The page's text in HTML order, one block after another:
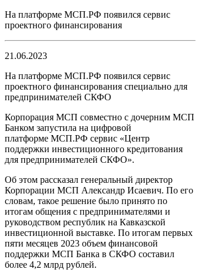
На платформе МСП.РФ появился сервис
проектного финансирования
21.06.2023
На платформе МСП.РФ появился сервис
проектного финансирования специально для
предпринимателей СКФО
Корпорация МСП совместно с дочерним МСП
Банком запустила на цифровой
платформе МСП.РФ сервис «Центр
поддержки инвестиционного кредитования
для предпринимателей СКФО».
Об этом рассказал генеральный директор
Корпорации МСП Александр Исаевич. По его
словам, такое решение было принято по
итогам общения с предпринимателями и
руководством республик на Кавказской
инвестиционной выставке. По итогам первых
пяти месяцев 2023 объем финансовой
поддержки МСП Банка в СКФО составил
более 4,2 млрд рублей.